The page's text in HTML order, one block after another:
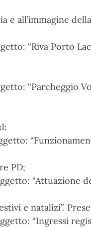
e all’immagine
“Riva Porto
“Parcheggio
PD;
“Attuazione
e natalizi”.
“Ingressi